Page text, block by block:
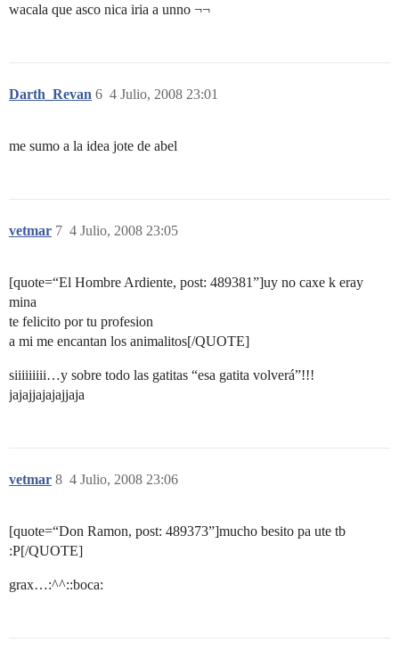
wacala que asco nica iria a unno ¬¬
Darth_Revan 4 Julio, 2008 23:01
6
me sumo a la idea jote de abel
vetmar 4 Julio, 2008 23:05
7
[quote=“El Hombre Ardiente, post: 489381”]uy no caxe k eray
mina
te felicito por tu profesion
a mi me encantan los animalitos[/QUOTE]
siiiiiiiii…y sobre todo las gatitas “esa gatita volverá”!!!
jajajjajajajjaja
vetmar 4 Julio, 2008 23:06
8
[quote=“Don Ramon, post: 489373”]mucho besito pa ute tb
:P[/QUOTE]
grax…:^^::boca: